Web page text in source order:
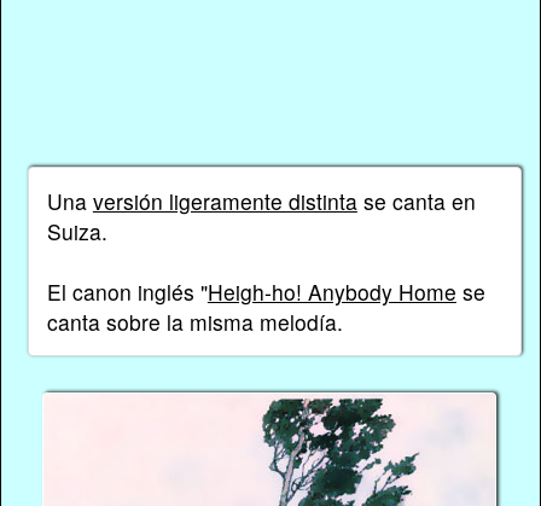
Una versión ligeramente distintase canta en
Suiza.
El canon inglés "Heigh-ho! Anybody Home se
canta sobre la misma melodía.